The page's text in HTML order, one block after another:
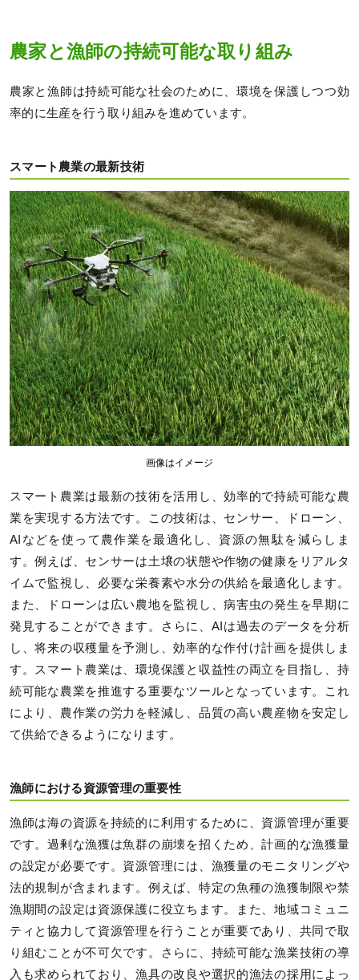
農家と漁師の持続可能な取り組み
農家と漁師は持続可能な社会のために、環境を保護しつつ効
率的に生産を行う取り組みを進めています。
スマート農業の最新技術
画像はイメージ
スマート農業は最新の技術を活用し、効率的で持続可能な農
業を実現する方法です。この技術は、センサー、ドローン、
AIなどを使って農作業を最適化し、資源の無駄を減らしま
す。例えば、センサーは土壌の状態や作物の健康をリアルタ
イムで監視し、必要な栄養素や水分の供給を最適化します。
また、ドローンは広い農地を監視し、病害虫の発生を早期に
発見することができます。さらに、AIは過去のデータを分析
し、将来の収穫量を予測し、効率的な作付け計画を提供しま
す。スマート農業は、環境保護と収益性の両立を目指し、持
続可能な農業を推進する重要なツールとなっています。これ
により、農作業の労力を軽減し、品質の高い農産物を安定し
て供給できるようになります。
漁師における資源管理の重要性
漁師は海の資源を持続的に利用するために、資源管理が重要
です。過剰な漁獲は魚群の崩壊を招くため、計画的な漁獲量
の設定が必要です。資源管理には、漁獲量のモニタリングや
法的規制が含まれます。例えば、特定の魚種の漁獲制限や禁
漁期間の設定は資源保護に役立ちます。また、地域コミュニ
ティと協力して資源管理を行うことが重要であり、共同で取
り組むことが不可欠です。さらに、持続可能な漁業技術の導
入も求められており、漁具の改良や選択的漁法の採用によっ